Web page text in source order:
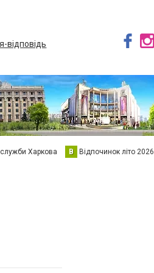
відповідь
служби Харкова В Відпочинок літо 2026